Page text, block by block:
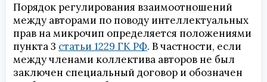
Порядок регулирования взаимоотношений
между авторами по поводу интеллектуальных
прав на микрочип определяется положениями
пункта 3 статьи 1229 ГК РФ. В частности, если
между членами коллектива авторов не был
заключен специальный договор и обозначен